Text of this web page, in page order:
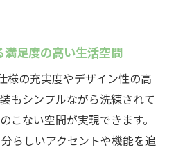
満足度の高い生活空間
様の充実度やデザイン性の高
もシンプルながら洗練されて
こない空間が実現できます。
らしいアクセントや機能を追